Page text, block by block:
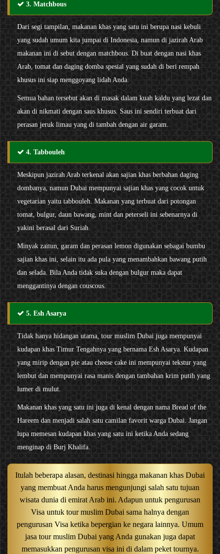
3. Matchbous
Dari segi tampilan, makanan khas yang satu ini berupa nasi kebuli
yang sudah umum kita jumpai di Indonesia, namun di jazirah Arab
makanan ini di sebut dengan matchbous. Di buat dengan nasi khas
Arab, tomat dan daging domba spesial yang sudah di beri rempah
khusus ini siap menggoyang lidah Anda.
Semua bahan tersebut akan di masak dalam kuah kaldu yang lezat dan
akan di nikmati dengan saus khusus. Saus ini sendiri terbuat dari
perasan jeruk limau yang di tambah dengan air garam.
4. Tabbouleh
Meskipun jazirah Arab terkenal akan sajian khas berbahan daging
dombanya, namun Dubai mempunyai sajian khas yang cocok untuk
vegetarian yaitu tabbouleh. Makanan yang terbuat dari potongan
tomat, bulgur, daun bawang, mint dan peterseli ini sebenarnya di
yakini berasal dari Suriah.
Minyak zaitun, garam dan perasan lemon digunakan sebagai bumbu
sajian khas ini, selain itu ada pula yang menambahkan bawang putih
dan selada. Bila Anda tidak suka dengan bulgur maka dapat
menggantinya dengan couscous.
5. Esh Asarya
Tidak hanya hidangan utama, tour muslim Dubai juga mempunyai
kudapan khas Timur Tengahnya yang bernama Esh Asarya. Kudapan
yang mirip dengan pie atau cheese cake ini mempunyai tekstur yang
lembut dan mempunyai rasa manis dengan tambahan krim putih yang
lumer di mulut.
Makanan khas yang satu ini juga di kenal dengan nama Bread of the
Hareem dan menjadi salah satu camilan favorit warga Dubai. Jangan
lupa memesan kudapan khas yang satu ini ketika Anda sedang
menginap di Burj Khalifa.
Itulah beberapa alasan, destinasi hingga makanan khas Dubai
yang membuat Anda harus mengunjungi salah satu tujuan
wisata dunia di emirat Arab ini. Adapun untuk pengurusan
Visa untuk tour muslim Dubai sama halnya dengan
pengurusan Visa ketika bepergian ke negara lainnya. Umum
jasa tour muslim Dubai yang Anda gunakan juga dapat
memasukkan pengurusan visa ini di dalam peket tournya.